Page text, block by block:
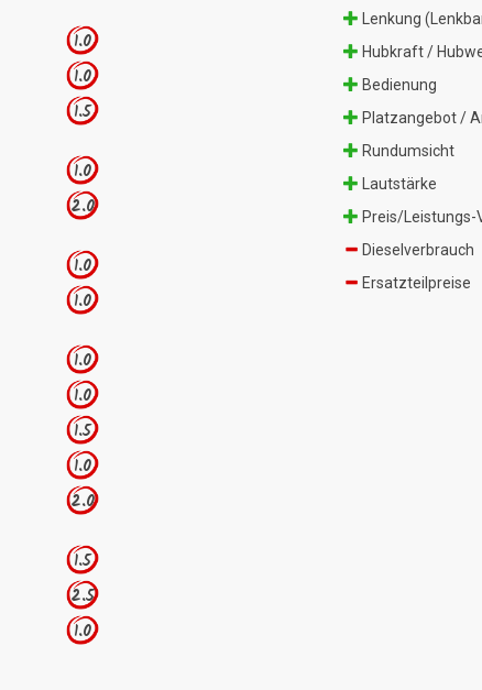
1.0
1.0
1.5
1.0
2.0
1.0
1.0
1.0
1.0
1.5
1.0
2.0
1.5
2.5
1.0
Lenkung
Hubkraft /
Bedienung
Platzangebot /
Rundumsicht
Lautstärke
Preis/Leistungs-
Dieselverbrauch
Ersatzteilpreise